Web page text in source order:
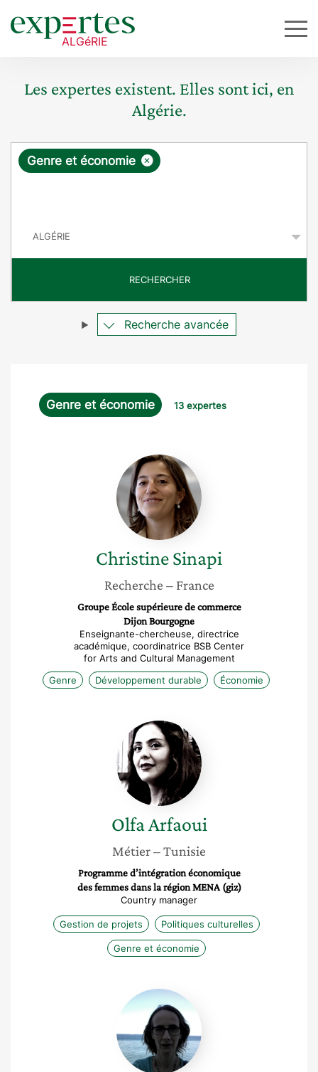
Les expertes existent. Elles sont ici, en
Algérie.
R
ê
e
×
Genre et économie
RECHERCHER
Recherche avancée
Genre et économie 13 expertes
Christine
Sinapi
ChristineSinapi
Recherche – France
Groupe École supérieure de commerce
Dijon Bourgogne
Enseignante-chercheuse, directrice
académique, coordinatrice BSB Center
for Arts and Cultural Management
Genre
Développement durable Économie
Olfa
Arfaoui
OlfaArfaoui
Métier– Tunisie
Programme d’intégration économique
des femmes dans la région MENA (giz)
Country manager
Gestion de projets Politiques culturelles
Genre et économie
Meriem
Rodary